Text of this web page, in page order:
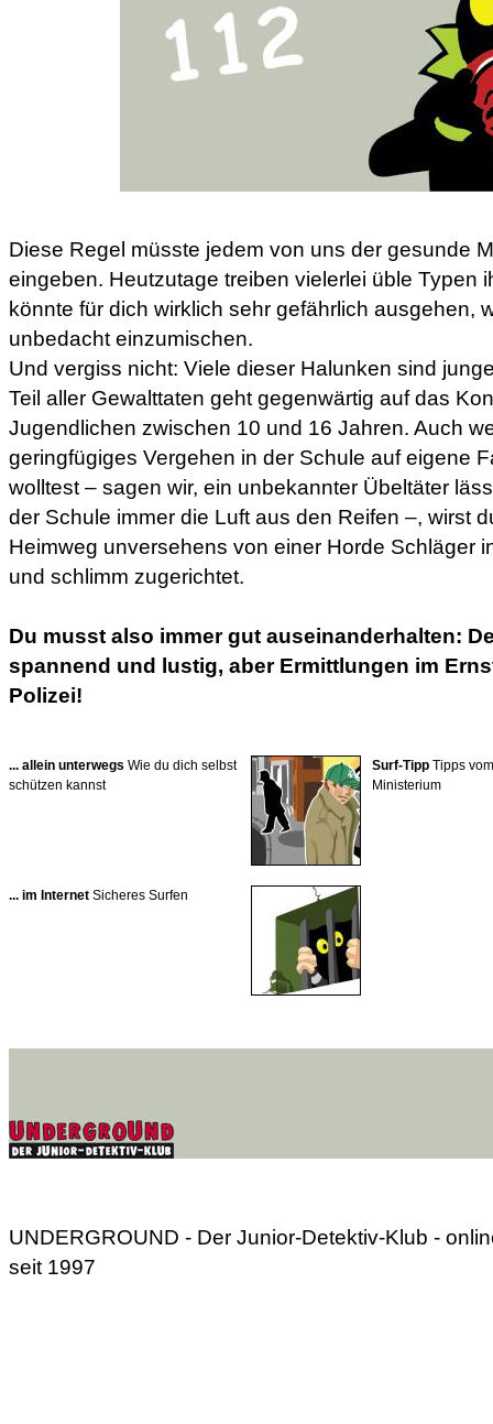
Diese Regel müsste jedem von uns der gesunde
eingeben. Heutzutage treiben vielerlei üble Typen
könnte für dich wirklich sehr gefährlich ausgehen,
unbedacht einzumischen.
Und vergiss nicht: Viele dieser Halunken sind
Teil aller Gewalttaten geht gegenwärtig auf das
Jugendlichen zwischen 10 und 16 Jahren. Auch
geringfügiges Vergehen in der Schule auf eigene
wolltest – sagen wir, ein unbekannter Übeltäter
der Schule immer die Luft aus den Reifen –, wirst
Heimweg unversehens von einer Horde Schläger
und schlimm zugerichtet.
Du musst also immer gut auseinanderhalten:
spannend und lustig, aber Ermittlungen im
Polizei!
... allein unterwegs Wie du dich selbst
schützen kannst
... im Internet Sicheres Surfen
Surf-Tipp Tipps
Ministerium
UNDERGROUND - Der Junior-Detektiv-Klub -
seit 1997